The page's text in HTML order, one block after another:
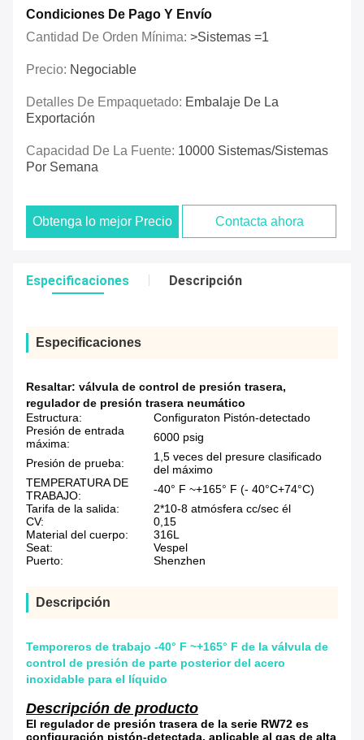
Condiciones De Pago Y Envío
Cantidad De Orden Mínima: >Sistemas =1
Precio: Negociable
Detalles De Empaquetado: Embalaje De La
Exportación
Capacidad De La Fuente: 10000 Sistemas/sistemas
Por Semana
Obtenga lo mejor Precio Contacta ahora
Especificaciones Descripción
Especificaciones
Resaltar: válvula de control de presión trasera,
regulador de presión trasera neumático
Estructura:
Configuraton Pistón-detectado
Presión de entrada
máxima:
6000 psig
Presión de prueba:
1,5 veces del presure clasificado
del máximo
TEMPERATURA DE
TRABAJO:
-40° F ~+165° F (- 40°C+74°C)
Tarifa de la salida:
2*10-8 atmósfera cc/sec él
CV:
0,15
Material del cuerpo:
316L
Seat:
Vespel
Puerto:
Shenzhen
Descripción
Temporeros de trabajo -40° F ~+165° F de la válvula de
control de presión de parte posterior del acero
inoxidable para el líquido
Descripción de producto
El regulador de presión trasera de la serie RW72 es
configuración pistón-detectada, aplicable al gas de alta